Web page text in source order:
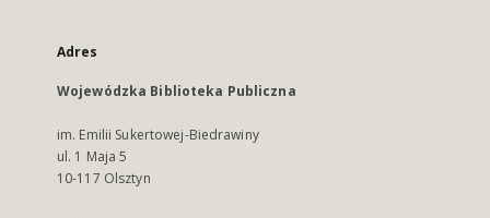
Adres
Wojewódzka Biblioteka Publiczna
im. Emilii Sukertowej-Biedrawiny
ul. 1 Maja 5
10-117 Olsztyn